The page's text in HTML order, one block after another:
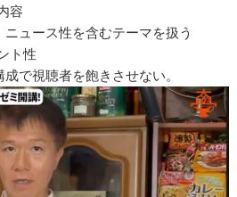
容
ュース性を含むテーマを扱う
ト性
で視聴者を飽きさせない。